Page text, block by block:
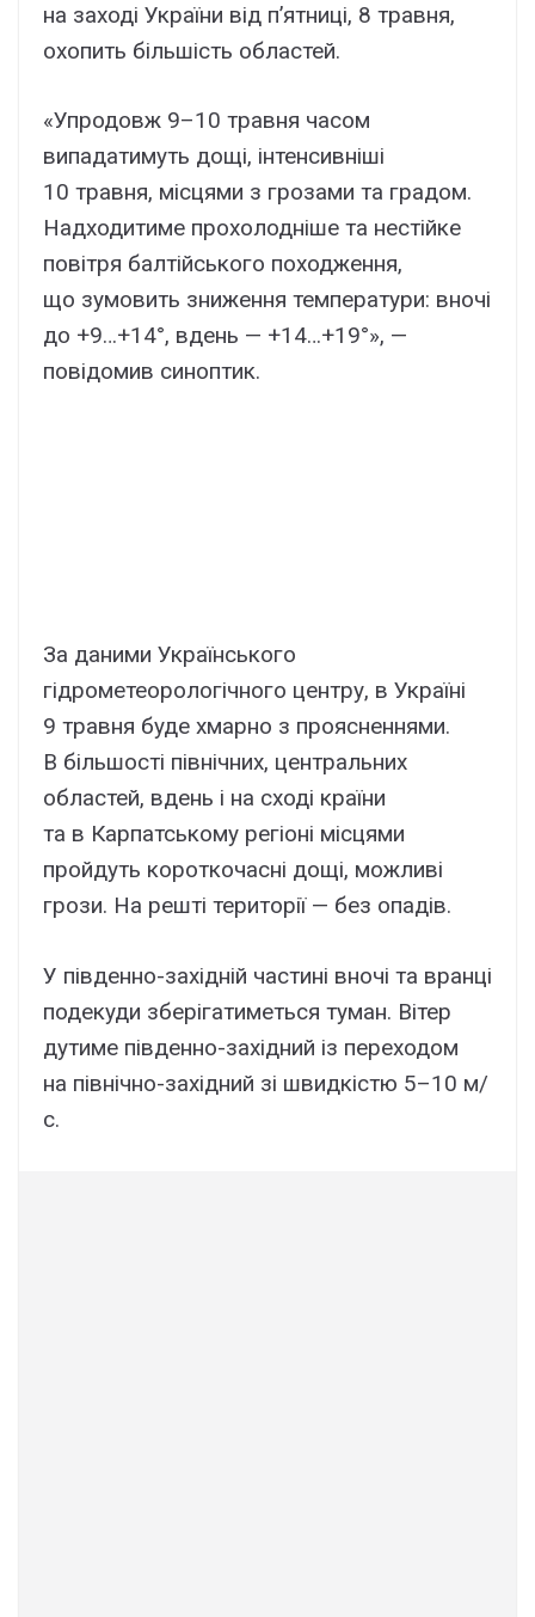
на заході України від п’ятниці, 8 травня,
охопить більшість областей.
«Упродовж 9–10 травня часом
випадатимуть дощі, інтенсивніші
10 травня, місцями з грозами та градом.
Надходитиме прохолодніше та нестійке
повітря балтійського походження,
що зумовить зниження температури: вночі
до +9…+14°, вдень — +14…+19°», —
повідомив синоптик.
За даними Українського
гідрометеорологічного центру, в Україні
9 травня буде хмарно з проясненнями.
В більшості північних, центральних
областей, вдень і на сході країни
та в Карпатському регіоні місцями
пройдуть короткочасні дощі, можливі
грози. На решті території — без опадів.
У південно-західній частині вночі та вранці
подекуди зберігатиметься туман. Вітер
дутиме південно-західний із переходом
на північно-західний зі швидкістю 5–10 м/
с.